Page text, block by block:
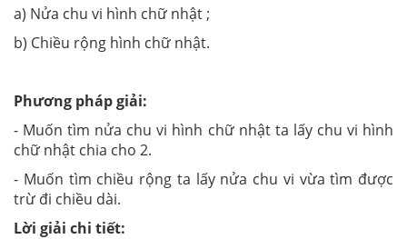
a) Nửa chu vi hình chữ nhật ;
b) Chiều rộng hình chữ nhật.
Phương pháp giải:
- Muốn tìm nửa chu vi hình chữ nhật ta lấy chu vi hình
chữ nhật chia cho 2.
- Muốn tìm chiều rộng ta lấy nửa chu vi vừa tìm được
trừ đi chiều dài.
Lời giải chi tiết: